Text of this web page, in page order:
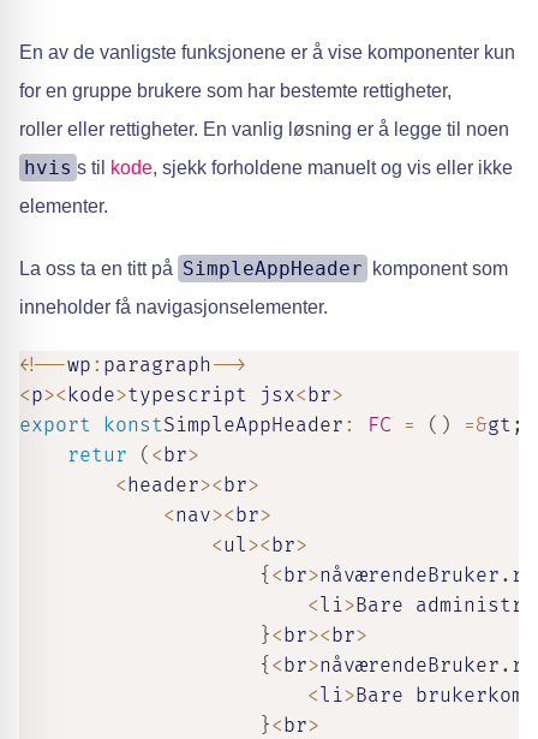
En av de vanligste funksjonene er å vise komponenter kun
for en gruppe brukere som har bestemte rettigheter,
roller eller rettigheter. En vanlig løsning er å legge til noen
hvis s til kode, sjekk forholdene manuelt og vis eller ikke
elementer.
La oss ta en titt på SimpleAppHeader
komponent som
inneholder få navigasjonselementer.
<!--wp : paragraph -->
<p>< kode>typescript jsx<br>
export
konstSimpleAppHeader : FC = ( ) =&gt ;
retur
( <br>
<header><br>
<nav><br>
<ul><br>
{ <br>nåværendeBruker .
< li>Bare
}<br><br>
{ <br>nåværendeBruker .
< li>Bare
}<br>